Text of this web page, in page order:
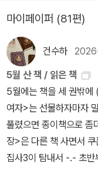
없는 순간들이 오고 남
가에게 상처를 주기도
하지만 상처를 입는다.관
다.지속적으로 영원히 이
없다. 그건 관계가 아니
잊혀지고 잊고 그렇게
절망 그리고 세상의 끝
장하고 더 단단해진다.
다.이 영화는 내가 내 아
손을 잡았던 순간이 있
침 쪼개져 열려버린 자
은, 똑같이 두려운 일들
부르며 가족같은사이로
<지옥 - 천국>, 생이라
않은 관계를 그린 <아
리는 특별하게 그려냈
진 단편들이 나중에 한
서 미국으로 이민 온 두
선으로 본 코쉭, 죽은
헤마와 코쉭. 어린 시절
높이기 일쑤인 이곳이
리나라 사람들도 미국
살면서 이들과 비슷한 느
어렴풋이 들었더랬다.
해 자신을 기만하고 감정
해 모르게 되고 상처받
족간의 몰이해가 겹쳐
가. 어머니가 돌아가시
내키지 않아 고민하는
겠다고 말한 사람은 다
서 뿌리를 내리고자 애
시고 집안 여러 일들을
는 열정을 보여주신다.
것이 오히려 좋을 것 같
아버지는 다시는 가족이
여행을 하고 여행을 하다
을 오히려 인생 말년의
하는 시간보다는 각자의
아이들이 귀찮을때도 시
들과 나의 관계가 핏줄로
다.<지옥-천국>에서 딸
마이페이퍼 (81편)
건수하
5월 산 책 / 읽은 책
5월에는 책을 세 권밖에 (!)
여자>는 선물하자마자
풀렸으면 종이책으로 좀
장>은 다른 책 사면서
집사3이 탐내서 -.- 초반